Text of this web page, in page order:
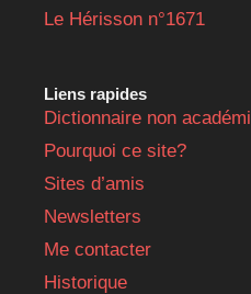
Le Hérisson n°1671
Liens rapides
Dictionnaire non
Pourquoi ce site?
Sites d’amis
Newsletters
Me contacter
Historique